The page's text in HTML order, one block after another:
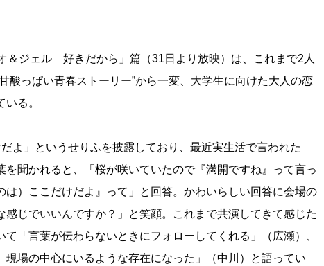
＆ジェル 好きだから」篇（31日より放映）は、これまで2人
酸っぱい青春ストーリー”から一変、大学生に向けた大人の恋
る。
よ」というせりふを披露しており、最近実生活で言われた
聞かれると、「桜が咲いていたので『満開ですね』って言っ
は）ここだけだよ』って」と回答。かわいらしい回答に会場の
感じでいいんですか？」と笑顔。これまで共演してきて感じた
「言葉が伝わらないときにフォローしてくれる」（広瀬）、
現場の中心にいるような存在になった」（中川）と語ってい